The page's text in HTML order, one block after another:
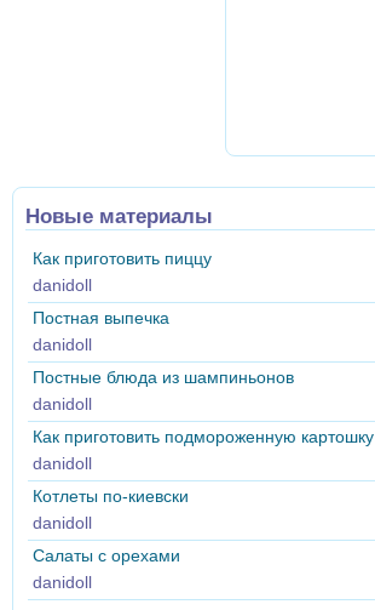
Новые материалы
Как приготовить пиццу
danidoll
Постная выпечка
danidoll
Постные блюда из шампиньонов
danidoll
Как приготовить подмороженную картошку
danidoll
Котлеты по-киевски
danidoll
Салаты с орехами
danidoll